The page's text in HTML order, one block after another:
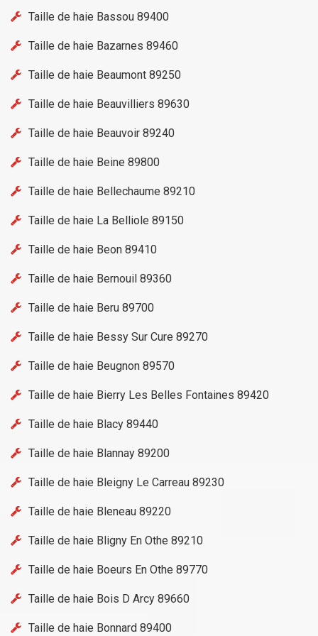
Taille de haie Bassou 89400
Taille de haie Bazarnes 89460
Taille de haie Beaumont 89250
Taille de haie Beauvilliers 89630
Taille de haie Beauvoir 89240
Taille de haie Beine 89800
Taille de haie Bellechaume 89210
Taille de haie La Belliole 89150
Taille de haie Beon 89410
Taille de haie Bernouil 89360
Taille de haie Beru 89700
Taille de haie Bessy Sur Cure 89270
Taille de haie Beugnon 89570
Taille de haie Bierry Les Belles Fontaines 89420
Taille de haie Blacy 89440
Taille de haie Blannay 89200
Taille de haie Bleigny Le Carreau 89230
Taille de haie Bleneau 89220
Taille de haie Bligny En Othe 89210
Taille de haie Boeurs En Othe 89770
Taille de haie Bois D Arcy 89660
Taille de haie Bonnard 89400